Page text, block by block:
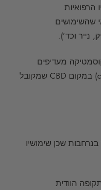
הרפואיות
שהשימושים
נייר וכד’).
מעדיפים
להבליט את המונח “שנב” (chanvre) במקום CBD שמקובל
שכן שימושיו
הוודית